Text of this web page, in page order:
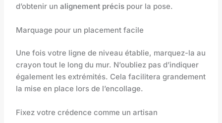
d’obtenir unalignement précis pour la pose.
Marquage pour un placement facile
Une fois votre ligne de niveau établie, marquez-la au
crayon tout le long du mur. N’oubliez pas d’indiquer
également les extrémités. Cela facilitera grandement
la mise en place lors de l’encollage.
Fixez votre crédence comme un artisan